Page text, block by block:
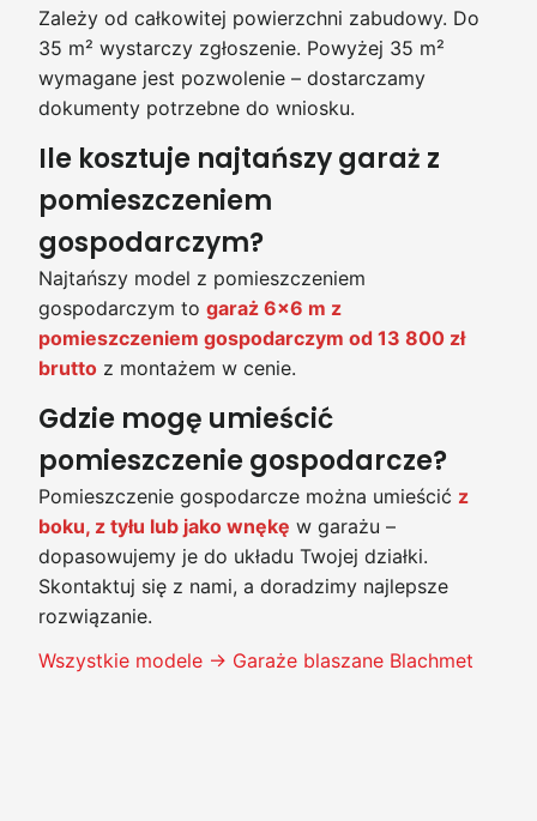
Zależy od całkowitej powierzchni zabudowy. Do
35 m² wystarczy zgłoszenie. Powyżej 35 m²
wymagane jest pozwolenie – dostarczamy
dokumenty potrzebne do wniosku.
Ile kosztuje najtańszy garaż z
pomieszczeniem
gospodarczym?
Najtańszy model z pomieszczeniem
gospodarczym to garaż 6×6 m z
pomieszczeniem gospodarczym od 13 800 zł
brutto z montażem w cenie.
Gdzie mogę umieścić
pomieszczenie gospodarcze?
Pomieszczenie gospodarcze można umieścić z
boku, z tyłu lub jako wnękę w garażu –
dopasowujemy je do układu Twojej działki.
Skontaktuj się z nami, a doradzimy najlepsze
rozwiązanie.
Wszystkie modele → Garaże blaszane Blachmet